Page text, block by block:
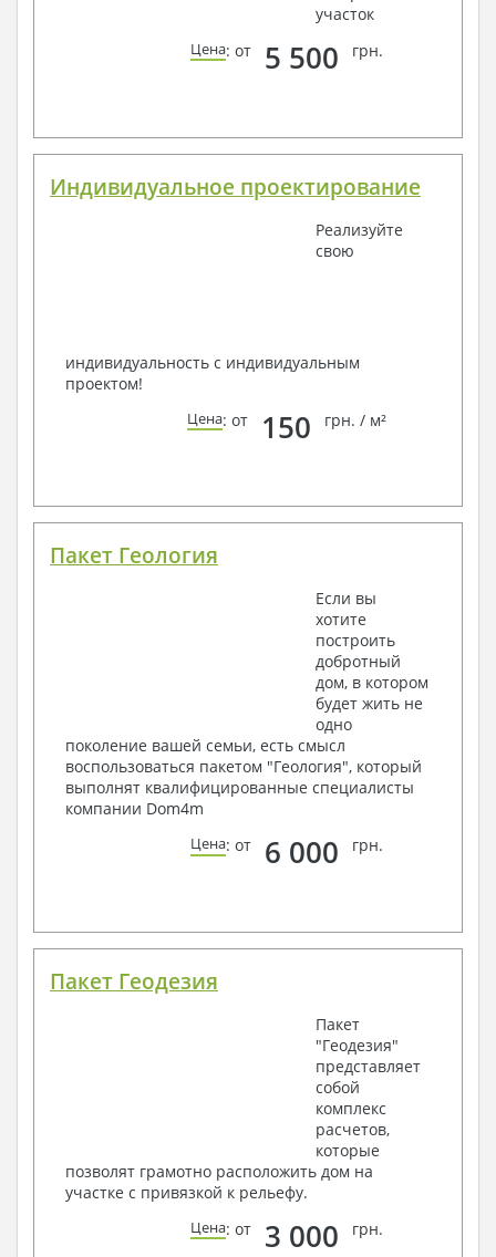
участок
Цена: от 5 500 грн.
Индивидуальное проектирование
Реализуйте
свою
индивидуальность с индивидуальным
проектом!
Цена: от 150 грн. / м²
Пакет Геология
Если вы
хотите
построить
добротный
дом, в котором
будет жить не
одно
поколение вашей семьи, есть смысл
воспользоваться пакетом "Геология", который
выполнят квалифицированные специалисты
компании Dom4m
Цена: от 6 000 грн.
Пакет Геодезия
Пакет
"Геодезия"
представляет
собой
комплекс
расчетов,
которые
позволят грамотно расположить дом на
участке с привязкой к рельефу.
Цена: от 3 000 грн.